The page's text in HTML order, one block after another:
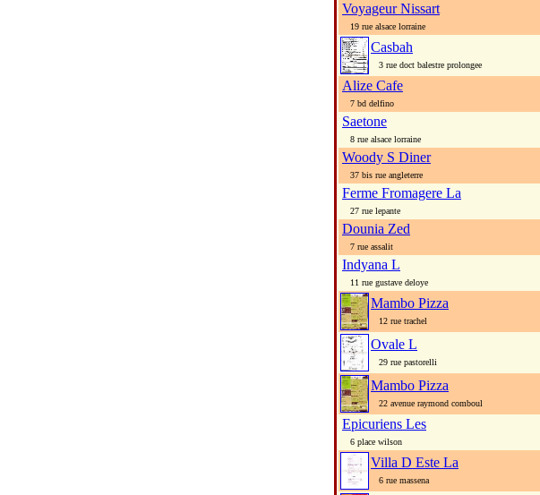
Voyageur Nissart
19 rue alsace lorraine
Casbah
3 rue doct balestre prolongee
Alize Cafe
7 bd delfino
Saetone
8 rue alsace lorraine
Woody S Diner
37 bis rue angleterre
Ferme Fromagere La
27 rue lepante
Dounia Zed
7 rue assalit
Indyana L
11 rue gustave deloye
Mambo Pizza
12 rue trachel
Ovale L
29 rue pastorelli
Mambo Pizza
22 avenue raymond comboul
Epicuriens Les
6 place wilson
Villa D Este La
6 rue massena